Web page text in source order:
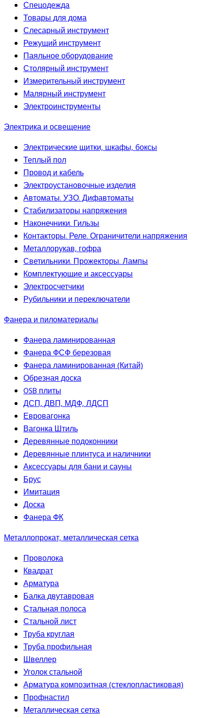
Спецодежда
Товары для дома
Слесарный инструмент
Режущий инструмент
Паяльное оборудование
Столярный инструмент
Измерительный инструмент
Малярный инструмент
Электроинструменты
Электрика и освещение
Электрические щитки, шкафы, боксы
Теплый пол
Провод и кабель
Электроустановочные изделия
Автоматы. УЗО. Дифавтоматы
Стабилизаторы напряжения
Наконечники. Гильзы
Контакторы. Реле. Ограничители напряжения
Металлорукав, гофра
Светильники. Прожекторы. Лампы
Комплектующие и аксессуары
Электросчетчики
Рубильники и переключатели
Фанера и пиломатериалы
Фанера ламинированная
Фанера ФСФ березовая
Фанера ламинированная (Китай)
Обрезная доска
OSB плиты
ДСП, ДВП, МДФ, ЛДСП
Евровагонка
Вагонка Штиль
Деревянные подоконники
Деревянные плинтуса и наличники
Аксессуары для бани и сауны
Брус
Имитация
Доска
Фанера ФК
Металлопрокат, металлическая сетка
Проволока
Квадрат
Арматура
Балка двутавровая
Стальная полоса
Стальной лист
Труба круглая
Труба профильная
Швеллер
Уголок стальной
Арматура композитная (стеклопластиковая)
Профнастил
Металлическая сетка